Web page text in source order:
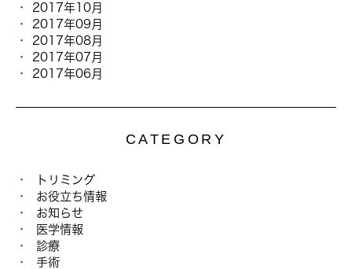
2017年10月
2017年09月
2017年08月
2017年07月
2017年06月
CATEGORY
トリミング
お役立ち情報
お知らせ
医学情報
診療
手術